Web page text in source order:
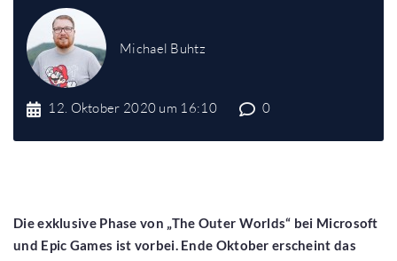
Michael Buhtz
12. Oktober 2020 um 16:10 0
Die exklusive Phase von „The Outer Worlds“ bei Microsoft
und Epic Games ist vorbei. Ende Oktober erscheint das